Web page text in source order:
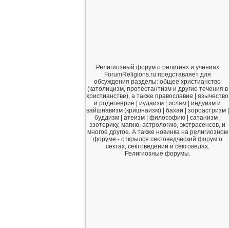
Религиозный форум о религиях и учениях
ForumReligions.ru представляет для
обсуждения разделы: общее христианство
(католицизм, протестантизм и другие течения в
христианстве), а также православие | язычество
и родноверие | иудаизм | ислам | индуизм и
вайшнавизм (кришнаизм) | бахаи | зороастризм |
буддизм | атеизм | философию | сатанизм |
эзотерику, магию, астрологию, экстрасенсов, и
многое другое. А также новинка на религиозном
форуме - открылся сектоведческий форум о
сектах, сектоведении и сектоведах.
Религиозные форумы.